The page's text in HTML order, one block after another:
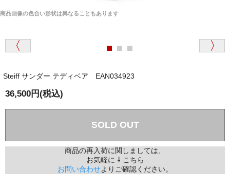
商品画像の色合い形状は異なることもあります
Steiff サンダー テディベア EAN034923
36,500円(税込)
SOLD OUT
商品の再入荷に関しましては、
お気軽に ⇩ こちら
お問い合わせよりご確認ください。